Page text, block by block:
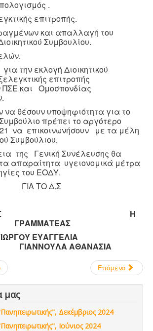
.
επιτροπής.
και απαλλαγή του
Συμβουλίου.
την εκλογή Διοικητικού
επιτροπής
και Ομοσπονδίας
να θέσουν υποψηφιότητα για το
Συμβούλιο πρέπει το αργότερο
να επικοινωνήσουν με τα μέλη
Συμβούλιου.
της Γενική Συνέλευσης θα
απαραίτητα υγειονομικά μέτρα
του ΕΟΔΥ.
ΓΙΑ ΤΟ Δ.Σ
Η
ΓΡΑΜΜΑΤΕΑΣ
ΕΥΑΓΓΕΛΙΑ
ΑΘΑΝΑΣΙΑ
Επόμενο
μας
Δεκέμβριος 2024
Ιούνιος 2024